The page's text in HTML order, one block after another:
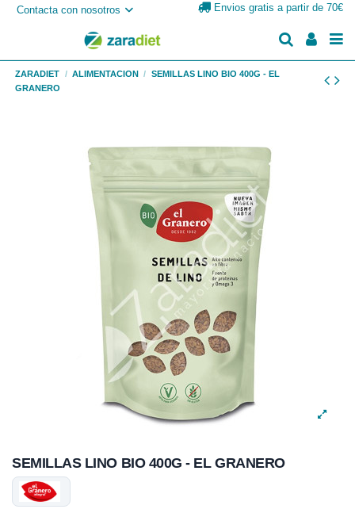
Contacta con nosotros Envios gratis a partir de 70€
ZARADIET ALIMENTACION
SEMILLAS LINO BIO 400G - EL
GRANERO
SEMILLAS LINO BIO 400G - EL GRANERO